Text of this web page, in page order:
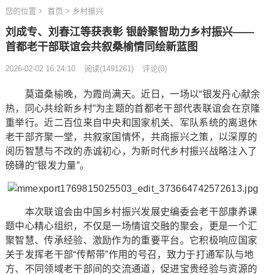
您的位置 首页 > 乡村振兴
刘成专、刘春江等获表彰 银龄聚智助力乡村振兴——
首都老干部联谊会共叙桑榆情同绘新蓝图
2026-02-02 16:24:10 阅读(1491261) 评论(0)
莫道桑榆晚，为霞尚满天。近日，一场以“银发丹心献余
热，同心共绘新乡村”为主题的首都老干部代表联谊会在京隆
重举行。近二百位来自中央和国家机关、军队系统的离退休
老干部齐聚一堂，共叙家国情怀，共商振兴之策，以深厚的
阅历智慧与不改的赤诚初心，为新时代乡村振兴战略注入了
磅礴的“银发力量”。
本次联谊会由中国乡村振兴发展史编委会老干部康养课
题中心精心组织，不仅是一场情谊交融的聚会，更是一个汇
聚智慧、传承经验、激励作为的重要平台。它积极响应国家
关于发挥老干部“传帮带”作用的号召，致力于打通军队与地
方、不同领域老干部间的交流通道，促进宝贵经验与资源的